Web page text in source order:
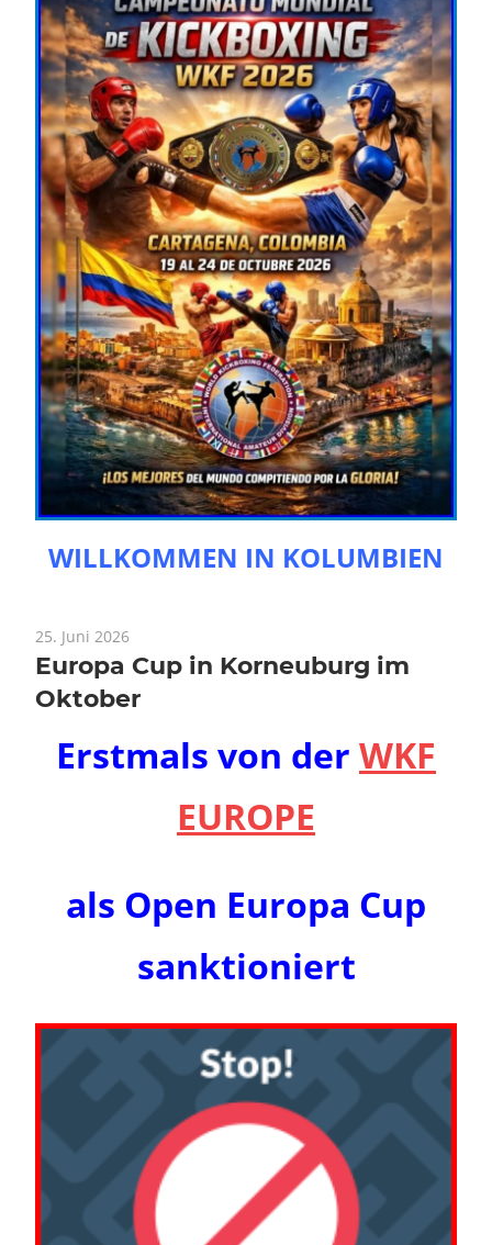
WILLKOMMEN IN KOLUMBIEN
25. Juni 2026
Europa Cup in Korneuburg im
Oktober
Erstmals von der WKF
EUROPE
als Open Europa Cup
sanktioniert